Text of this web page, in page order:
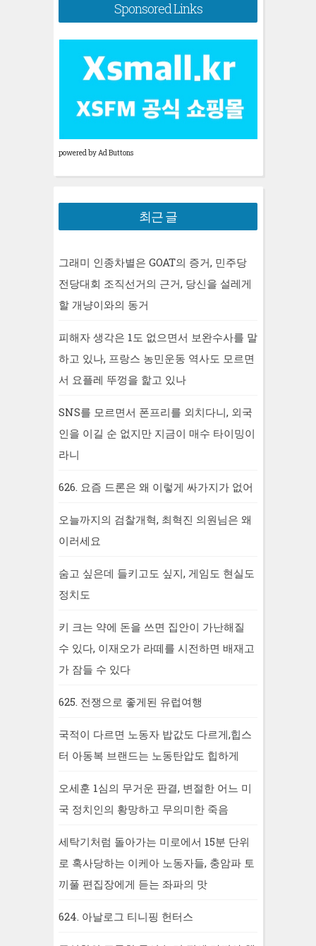
Sponsored Links
powered by Ad Buttons
최근 글
그래미 인종차별은 GOAT의 증거, 민주당
전당대회 조직선거의 근거, 당신을 설레게
할 개냥이와의 동거
피해자 생각은 1도 없으면서 보완수사를 말
하고 있나, 프랑스 농민운동 역사도 모르면
서 요플레 뚜껑을 핥고 있나
SNS를 모르면서 폰프리를 외치다니, 외국
인을 이길 순 없지만 지금이 매수 타이밍이
라니
626. 요즘 드론은 왜 이렇게 싸가지가 없어
오늘까지의 검찰개혁, 최혁진 의원님은 왜
이러세요
숨고 싶은데 들키고도 싶지, 게임도 현실도
정치도
키 크는 약에 돈을 쓰면 집안이 가난해질
수 있다, 이재오가 라떼를 시전하면 배재고
가 잠들 수 있다
625. 전쟁으로 좋게된 유럽여행
국적이 다르면 노동자 밥값도 다르게,힙스
터 아동복 브랜드는 노동탄압도 힙하게
오세훈 1심의 무거운 판결, 변절한 어느 미
국 정치인의 황망하고 무의미한 죽음
세탁기처럼 돌아가는 미로에서 15분 단위
로 혹사당하는 이케아 노동자들, 충암파 토
끼풀 편집장에게 듣는 좌파의 맛
624. 아날로그 티니핑 헌터스